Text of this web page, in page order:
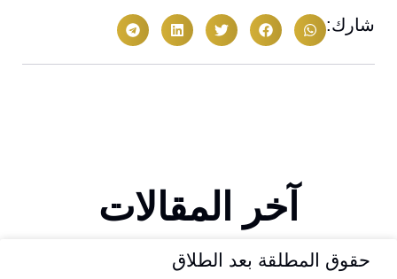
شارك:
آخر المقالات
حقوق المطلقة بعد الطلاق